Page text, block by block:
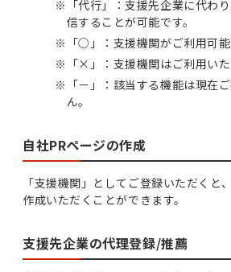
※ 「代行」：支援先企業に代わ
信することが可能です。
※ 「○」：支援機関がご利用可能
※ 「×」：支援機関はご利用い
※ 「－」：該当する機能は現在
ん。
自社PRページの作成
「支援機関」としてご登録いただくと
作成いただくことができます。
支援先企業の代理登録/推薦